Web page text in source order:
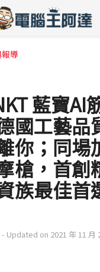
導
藍寶AI
國工藝品
你；同場
槍，首創
族最佳首
Updated on 2021 年 11 月